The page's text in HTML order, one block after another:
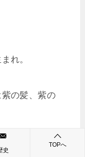
れ。
の髪、紫の
史
TOPへ